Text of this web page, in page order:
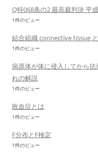
Q特068条の2 最高裁判決 平
1件のビュー
結合組織 connective tissue
1件のビュー
病原体が体に侵入してから
れの解説
1件のビュー
敗血症とは
1件のビュー
F分布とF検定
1件のビュー